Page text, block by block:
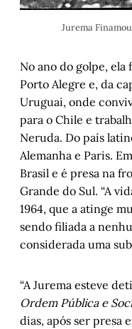
Jurema
No ano do golpe, ela
Porto Alegre e, da
Uruguai, onde
para o Chile e
Neruda. Do país
Alemanha e Paris.
Brasil e é presa na
Grande do Sul. “A
1964, que a atinge
sendo filiada a
considerada uma
“A Jurema esteve
Ordem Pública e
dias, após ser presa